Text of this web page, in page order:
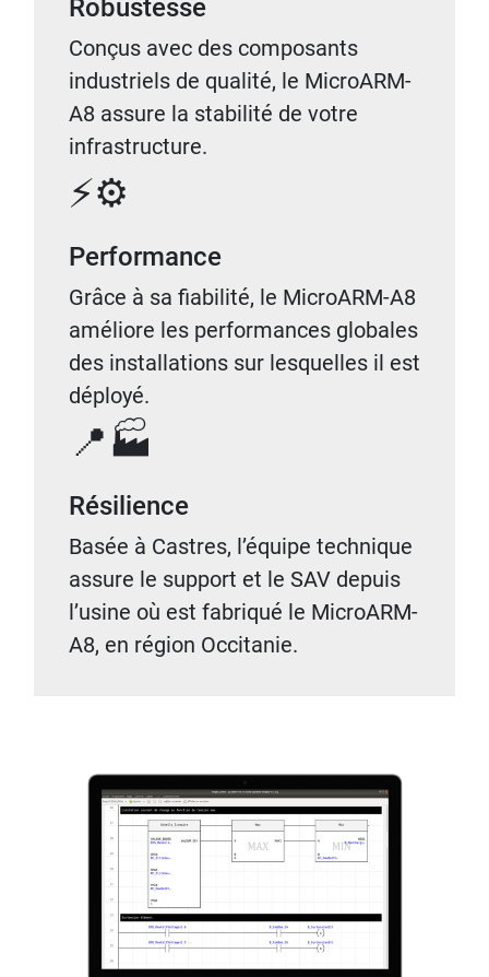
Robustesse
Conçus avec des composants
industriels de qualité, le MicroARM-
A8 assure la stabilité de votre
infrastructure.
⚡⚙️
Performance
Grâce à sa fiabilité, le MicroARM-A8
améliore les performances globales
des installations sur lesquelles il est
déployé.
📍🏭
Résilience
Basée à Castres, l’équipe technique
assure le support et le SAV depuis
l’usine où est fabriqué le MicroARM-
A8, en région Occitanie.